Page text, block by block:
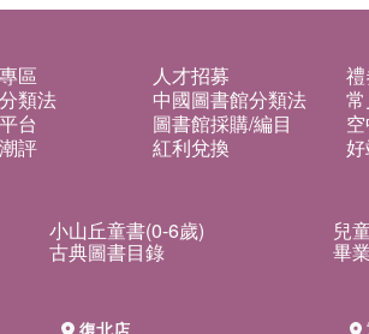
區 人才招募
類法 中國圖書館分類法
台 圖書館採購/編目
評 紅利兌換
小山丘童書(0-6歲) 兒
古典圖書目錄 畢
復北店